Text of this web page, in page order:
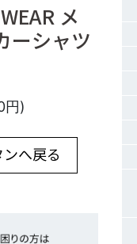
メ
シャツ
円)
へ戻る